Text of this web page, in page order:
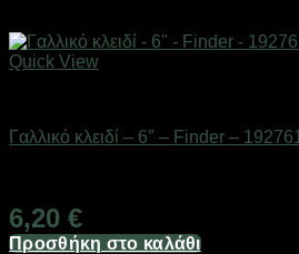
Quick View
Γαλλικό κλειδί – 6″ – Finder – 192761
6,20 €
Προσθήκη στο καλάθι